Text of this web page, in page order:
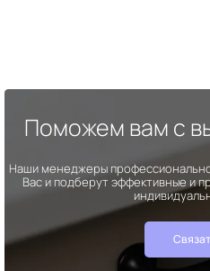
Поможем вам с
Наши менеджеры
Вас и подберут эффективные и